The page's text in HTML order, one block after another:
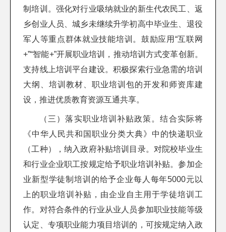
制培训。强化对行业吸纳就业的新生代农民工、返
乡创业人员、城乡未继续升学初高中毕业生、退役
军人等重点群体就业技能培训。鼓励应用“互联网
+”“智能+”开展职业培训，推动培训方式变革创新。
支持线上培训平台建设。积极探索行业急需的培训
大纲、培训教材、职业培训包的开发和师资库建
设，推进优质教育资源互通共享。
（三）落实职业培训补贴政策。结合实际将
《中华人民共和国职业分类大典》中的快递职业
（工种），纳入政府补贴培训目录。对院校毕业生
和行业企业职工按规定给予职业培训补贴。参加企
业新型学徒制培训的给予企业每人每年5000元以
上的职业培训补贴，由企业自主用于学徒培训工
作。对符合条件的行业从业人员参加职业技能等级
认定、专项职业能力项目培训的，可按规定纳入政